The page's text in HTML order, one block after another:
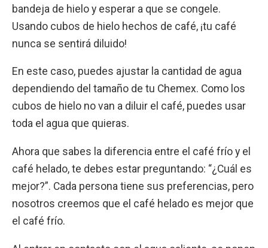
bandeja de hielo y esperar a que se congele.
Usando cubos de hielo hechos de café, ¡tu café
nunca se sentirá diluido!
En este caso, puedes ajustar la cantidad de agua
dependiendo del tamaño de tu Chemex. Como los
cubos de hielo no van a diluir el café, puedes usar
toda el agua que quieras.
Ahora que sabes la diferencia entre el café frío y el
café helado, te debes estar preguntando: “¿Cuál es
mejor?”. Cada persona tiene sus preferencias, pero
nosotros creemos que el café helado es mejor que
el café frío.